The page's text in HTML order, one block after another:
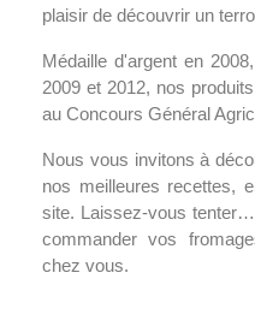
plaisir de découvrir un
Médaille d'argent en
2009 et 2012, nos
au Concours Général
Nous vous invitons à
nos meilleures recettes,
site. Laissez-vous
commander vos
chez vous.